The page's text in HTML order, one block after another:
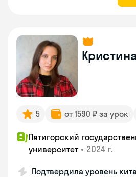
Кристина
5 от 1590 ₽ за урок
Пятигорский
университет • 2024 г.
Подтвердила уровень